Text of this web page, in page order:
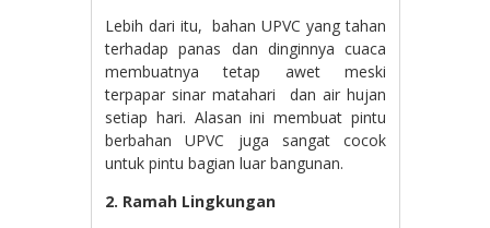
Lebih dari itu, bahan UPVC yang tahan
terhadap panas dan dinginnya cuaca
membuatnya tetap awet meski
terpapar sinar matahari dan air hujan
setiap hari. Alasan ini membuat pintu
berbahan UPVC juga sangat cocok
untuk pintu bagian luar bangunan.
2. Ramah Lingkungan